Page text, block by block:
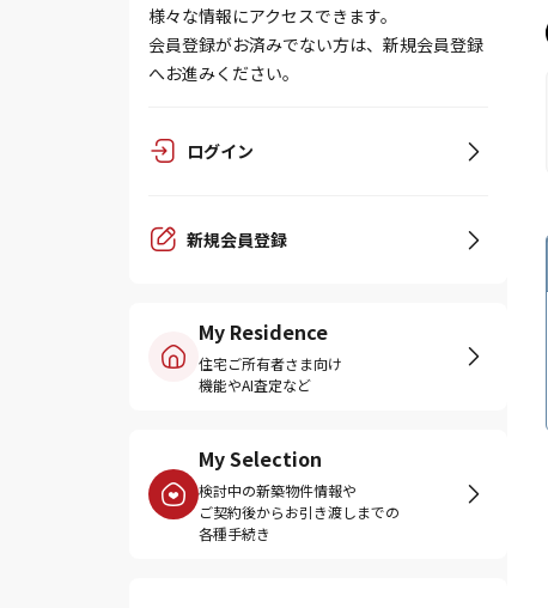
様々な情報にアクセスできます。
会員登録がお済みでない方は、新規会員登録
へお進みください。
ログイン
新規会員登録
My Residence
住宅ご所有者さま向け
機能やAI査定など
My Selection
検討中の新築物件情報や
ご契約後からお引き渡しまでの
各種手続き